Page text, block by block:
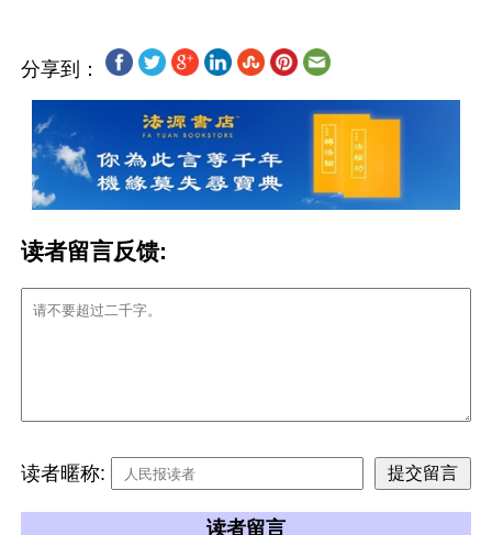
分享到：
读者留言反馈:
读者暱称:
读者留言